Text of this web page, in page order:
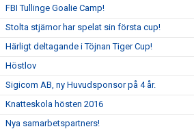
FBI Tullinge Goalie Camp!
Stolta stjärnor har spelat sin första cup!
Härligt deltagande i Töjnan Tiger Cup!
Höstlov
Sigicom AB, ny Huvudsponsor på 4 år.
Knatteskola hösten 2016
Nya samarbetspartners!